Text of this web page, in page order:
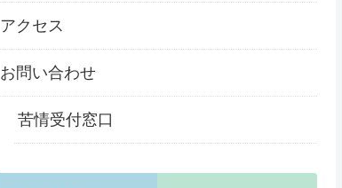
アクセス
お問い合わせ
苦情受付窓口